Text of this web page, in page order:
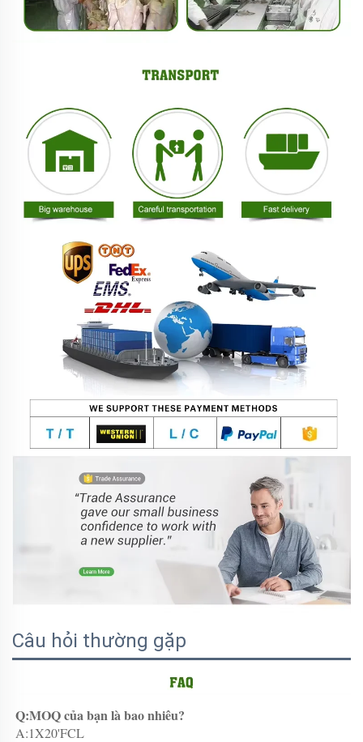
Câu hỏi thường gặp
Q:MOQ của bạn là bao nhiêu?
A:1X20'FCL